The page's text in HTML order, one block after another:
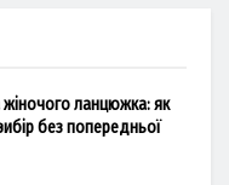
ланцюжка: як
без попередньої